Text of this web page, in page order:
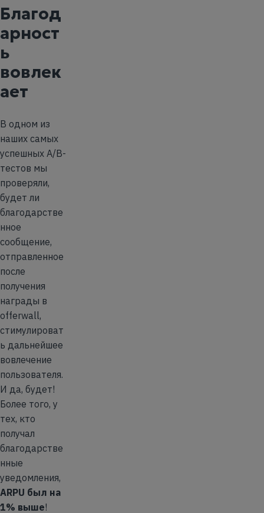
Благод
арност
ь
вовлек
ает
В одном из
наших самых
успешных A/B-
тестов мы
проверяли,
будет ли
благодарстве
нное
сообщение,
отправленное
после
получения
награды в
offerwall,
стимулироват
ь дальнейшее
вовлечение
пользователя.
И да, будет!
Более того, у
тех, кто
получал
благодарстве
нные
уведомления,
ARPU был на
1% выше!